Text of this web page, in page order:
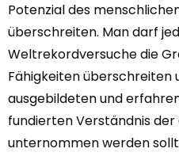
Potenzial des
überschreiten. Man darf
Weltrekordversuche die
Fähigkeiten überschreiten
ausgebildeten und
fundierten Verständnis
unternommen werden